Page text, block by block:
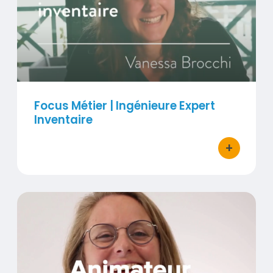
Visuel
Focus Métier | Ingénieure Expert
Inventaire
+
bouton
Contenu
Titre
Focus Métier | Animateur scientifique